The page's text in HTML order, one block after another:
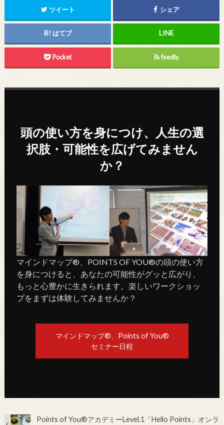
ツイート シェア
はてブ
Pocket feedly
頭の使い方を身につけ、人生の選
択肢・可能性を広げてみません
か？
マインドマップ®、POINTS OF YOU®の頭の使い方
を身につけると、あなたの可能性がグッと広がり、
もっと心豊かに生きられます。楽しいワークショッ
プをまずは体験してみませんか？
マインドマップ®、Points of You®
セミナー日程
Points of You®アカデミーLevel.1「Hello Points」オンラ